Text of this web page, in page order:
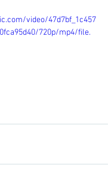
video/47d7bf_1c457
720p/mp4/file.